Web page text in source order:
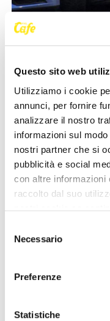
Questo sito web
Utilizziamo i cookie
annunci, per fornire
analizzare il nostro
informazioni sul
nostri partner che si
pubblicità e social
con altre informazioni
raccolto dal suo
delNecessario
Preferenze
Statistiche
Poliziotti sempre più
non trovare più [...]
27 Maggio 2026
Trieste, estate di cantieri
concentrati quando gli